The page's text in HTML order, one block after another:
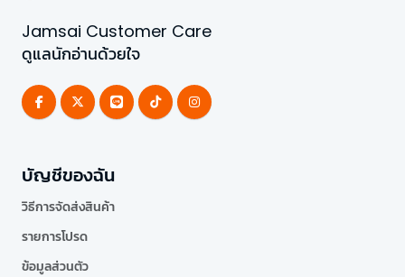
Jamsai Customer Care
ดูแลนักอ่านด้วยใจ
บัญชีของฉัน
วิธีการจัดส่งสินค้า
รายการโปรด
ข้อมูลส่วนตัว